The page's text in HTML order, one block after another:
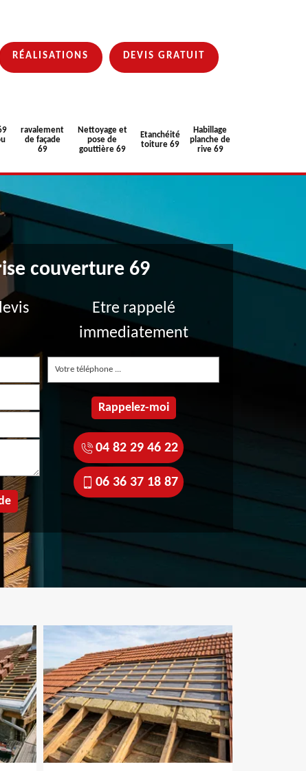
RÉALISATIONS DEVIS GRATUIT
ravalement
de façade
69
Nettoyage et
pose de
gouttière 69
Etanchéité
toiture 69
Habillage
planche de
rive 69
couverture 69
Etre rappelé
immediatement
04 82 29 46 22
06 36 37 18 87